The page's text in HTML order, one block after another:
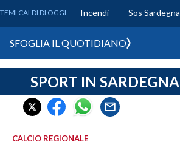
CRONACA SARDEGNA
CAGLIARI
SULCIS IGLESIENTE
TEMI CALDI DI OGGI: Incendi Sos Sardegna
SFOGLIA IL QUOTIDIANO
SPORT IN SARDEGNA
CALCIO REGIONALE